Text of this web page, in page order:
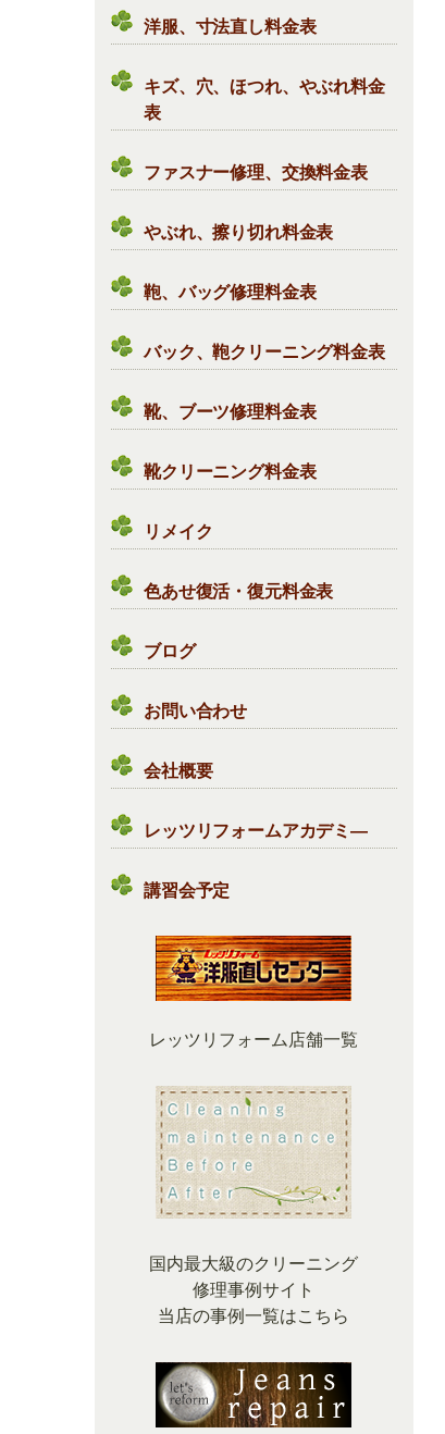
洋服、寸法直し料金表
キズ、穴、ほつれ、やぶれ料金
表
ファスナー修理、交換料金表
やぶれ、擦り切れ料金表
鞄、バッグ修理料金表
バック、鞄クリーニング料金表
靴、ブーツ修理料金表
靴クリーニング料金表
リメイク
色あせ復活・復元料金表
ブログ
お問い合わせ
会社概要
レッツリフォームアカデミ―
講習会予定
レッツリフォーム店舗一覧
国内最大級のクリーニング
修理事例サイト
当店の事例一覧はこちら